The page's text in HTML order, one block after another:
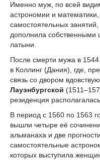
Именно муж, по всей
астрономии и
самостоятельных
дополнила собственными
латыни.
После смерти мужа в
в Коллинг (Дания), где,
связь со двором
Лауэнбургской
резиденция
В период с 1560 по 1563
вышли четыре её
альманаха и две
самостоятельные
которых выступила